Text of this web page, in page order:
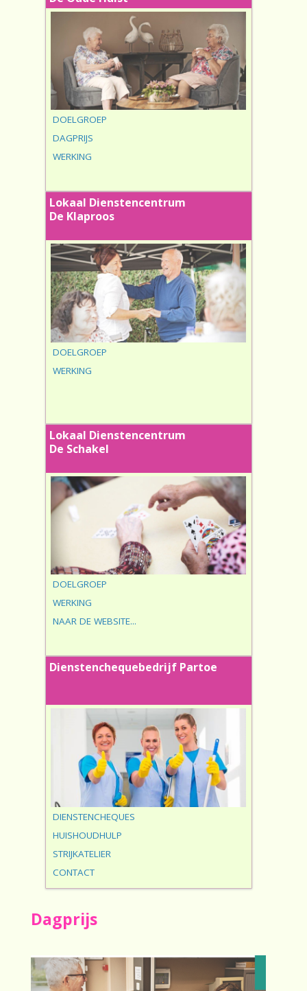
DOELGROEP
DAGPRIJS
WERKING
Lokaal Dienstencentrum
De Klaproos
DOELGROEP
WERKING
Lokaal Dienstencentrum
De Schakel
DOELGROEP
WERKING
NAAR DE WEBSITE...
Dienstenchequebedrijf Partoe
DIENSTENCHEQUES
HUISHOUDHULP
STRIJKATELIER
CONTACT
Dagprijs